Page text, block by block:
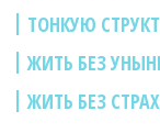
ТОНКУЮ
ЖИТЬ БЕЗ
ЖИТЬ БЕЗ